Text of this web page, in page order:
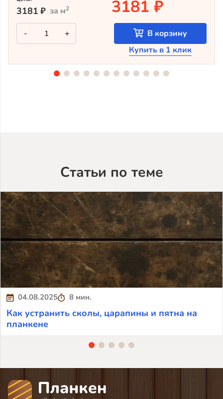
3181 ₽ за м2 3181 ₽
-
Количество
товара
Крашеный
лиственницы
+
В корзину
Купить в 1 клик
Статьи по теме
04.08.2025 8 мин.
Как устранить сколы, царапины и пятна на
планкене